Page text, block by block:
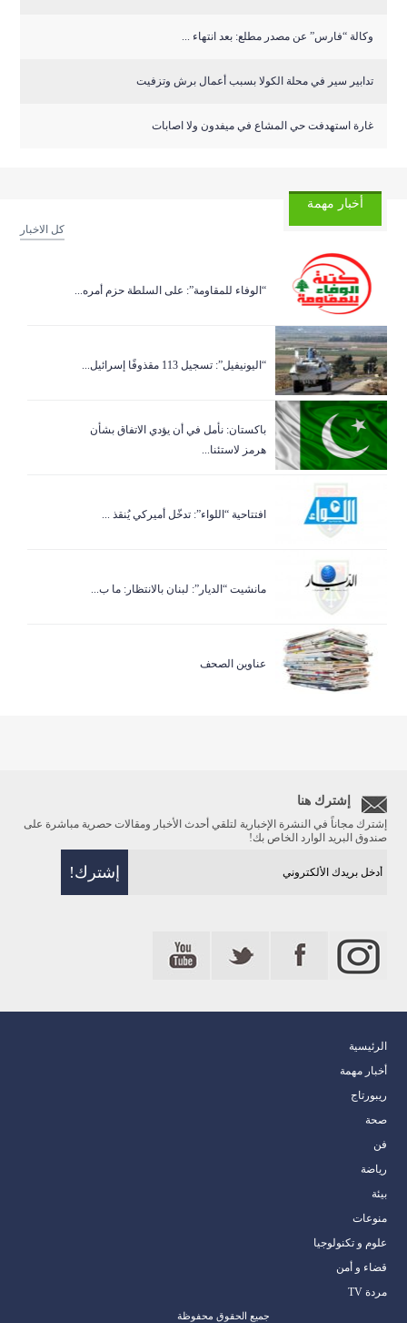
وكالة “فارس” عن مصدر مطلع: بعد انتهاء ...
تدابير سير في محلة الكولا بسبب أعمال برش وتزفيت
غارة استهدفت حي المشاع في ميفدون ولا اصابات
أخبار مهمة
كل الاخبار
“الوفاء للمقاومة”: على السلطة حزم أمره...
“اليونيفيل”: تسجيل 113 مقذوفًا إسرائيل...
باكستان: نأمل في أن يؤدي الاتفاق بشأن
هرمز لاستئنا...
افتتاحية “اللواء”: تدخّل أميركي يُنقذ ...
مانشيت “الديار”: لبنان بالانتظار: ما ب...
عناوين الصحف
إشترك هنا
إشترك مجاناً في النشرة الإخبارية لتلقي أحدث الأخبار ومقالات حصرية مباشرة على
صندوق البريد الوارد الخاص بك!
الرئيسية
أخبار مهمة
ريبورتاج
صحة
فن
رياضة
بيئة
منوعات
علوم و تكنولوجيا
قضاء و أمن
مردة TV
جميع الحقوق محفوظة